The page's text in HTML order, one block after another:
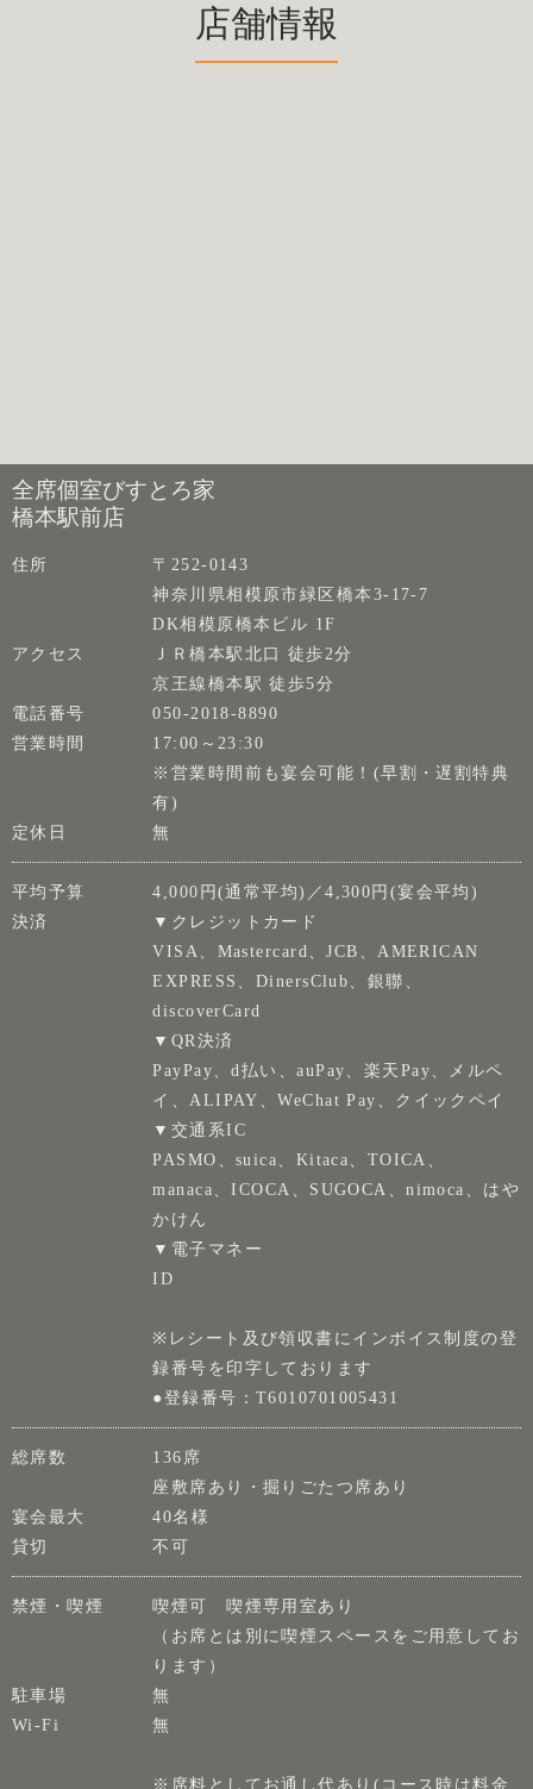
店舗情報
全席個室びすとろ家
橋本駅前店
住所
〒252-0143
神奈川県相模原市緑区橋本3-17-7
DK相模原橋本ビル 1F
アクセス
ＪＲ橋本駅北口 徒歩2分
京王線橋本駅 徒歩5分
電話番号
050-2018-8890
営業時間
17:00～23:30
※営業時間前も宴会可能！(早割・遅割特典
有)
定休日
無
平均予算
4,000円(通常平均)／4,300円(宴会平均)
決済
▼クレジットカード
VISA、Mastercard、JCB、AMERICAN
EXPRESS、DinersClub、銀聯、
discoverCard
▼QR決済
PayPay、d払い、auPay、楽天Pay、メルペ
イ、ALIPAY、WeChat Pay、クイックペイ
▼交通系IC
PASMO、suica、Kitaca、TOICA、
manaca、ICOCA、SUGOCA、nimoca、はや
かけん
▼電子マネー
ID
※レシート及び領収書にインボイス制度の登
録番号を印字しております
●登録番号：T6010701005431
総席数
136席
座敷席あり・掘りごたつ席あり
宴会最大
40名様
貸切
不可
禁煙・喫煙
喫煙可 喫煙専用室あり
（お席とは別に喫煙スペースをご用意してお
ります）
駐車場
無
Wi-Fi
無
※席料としてお通し代あり(コース時は料金